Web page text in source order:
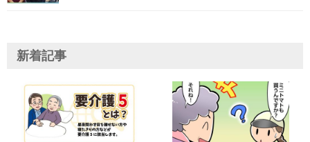
新着記事